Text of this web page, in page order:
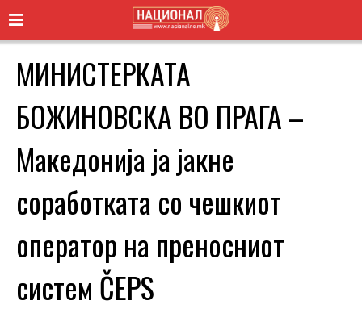
МИНИСТЕРКАТА
БОЖИНОВСКА ВО ПРАГА –
Македонија ја јакне
соработката со чешкиот
оператор на преносниот
систем ČEPS